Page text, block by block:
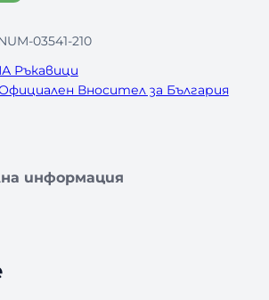
03541-210
Ръкавици
Вносител за България
информация